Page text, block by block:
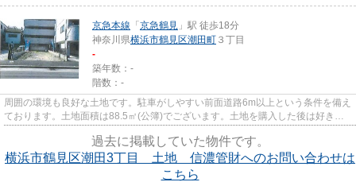
京急本線 「 京急鶴見 」駅 徒歩18分
神奈川県横浜市鶴見区潮田町 ３丁目
-
築年数：-
階数：-
周囲の環境も良好な土地です。駐車がしやすい前面道路6m以上という条件を備え
ております。土地面積は88.5㎡(公簿)でございます。土地を購入した後は好きな
過去に掲載していた物件です。
横浜市鶴見区潮田3丁目 土地 信濃管財へのお問い合わせは
こちら